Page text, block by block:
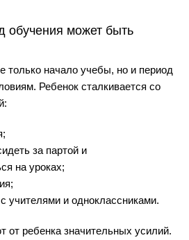
обучения может быть
только начало учебы, но и период
Ребенок сталкивается со
за партой и
на уроках;
учителями и одноклассниками.
от ребенка значительных усилий.